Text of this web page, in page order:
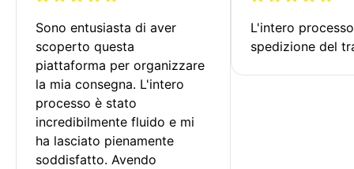
Sono entusiasta di aver
scoperto questa
piattaforma per organizzare
la mia consegna. L'intero
processo è stato
incredibilmente fluido e mi
ha lasciato pienamente
soddisfatto. Avendo
L'intero
spedizione del